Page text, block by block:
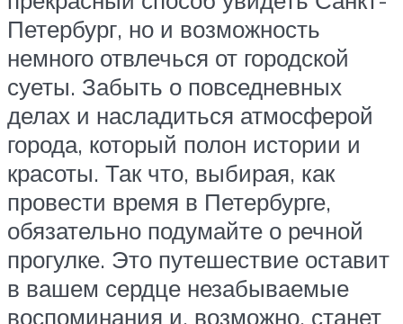
Петербург, но и возможность
немного отвлечься от городской
суеты. Забыть о повседневных
делах и насладиться атмосферой
города, который полон истории и
красоты. Так что, выбирая, как
провести время в Петербурге,
обязательно подумайте о речной
прогулке. Это путешествие оставит
в вашем сердце незабываемые
воспоминания и, возможно, станет